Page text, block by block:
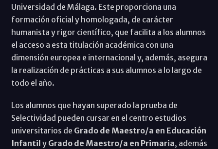
Universidad de Málaga. Este proporciona una
formación oficial y homologada, de carácter
humanista y rigor científico, que facilita a los alumnos
el acceso a esta titulación académica con una
dimensión europea e internacional y, además, asegura
la realización de prácticas a sus alumnos a lo largo de
todo el año.
Los alumnos que hayan superado la prueba de
Selectividad pueden cursar en el centro estudios
universitarios de Grado de Maestro/a en Educación
Infantil y Grado de Maestro/a en Primaria, además